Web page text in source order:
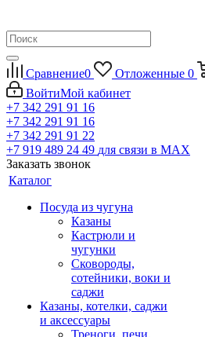
Сравнение0 Отложенные 0
ВойтиМой кабинет
+7 342 291 91 16
+7 342 291 91 16
+7 342 291 91 22
+7 919 489 24 49 для связи в МАХ
Заказать звонок
Каталог
Посуда из чугуна
Казаны
Кастрюли и
чугунки
Сковороды,
сотейники, воки и
саджи
Казаны, котелки, саджи
и аксессуары
Треноги, печи,